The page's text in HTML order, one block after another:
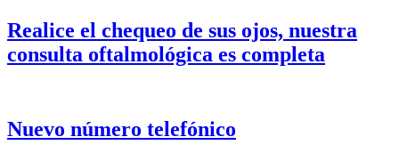
Realice el chequeo de sus ojos, nuestra
consulta oftalmológica es completa
Nuevo número telefónico